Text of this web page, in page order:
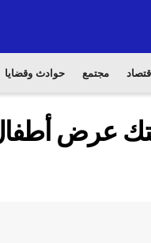
اقتصاد مجتمع حوادث وقضايا
هتك عرض